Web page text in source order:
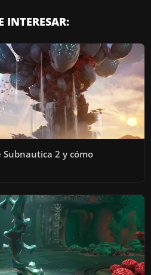
INTERESAR:
Subnautica 2 y cómo